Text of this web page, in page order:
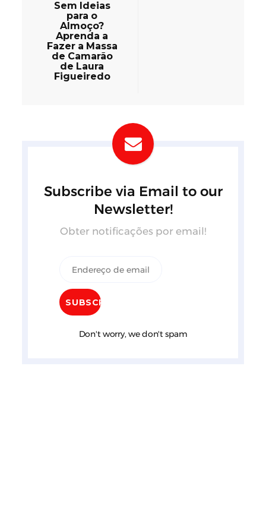
Sem Ideias
para o
Almoço?
Aprenda a
Fazer a Massa
de Camarão
de Laura
Figueiredo
Subscribe via Email to our
Newsletter!
Obter notificações por email!
Don't worry, we don't spam